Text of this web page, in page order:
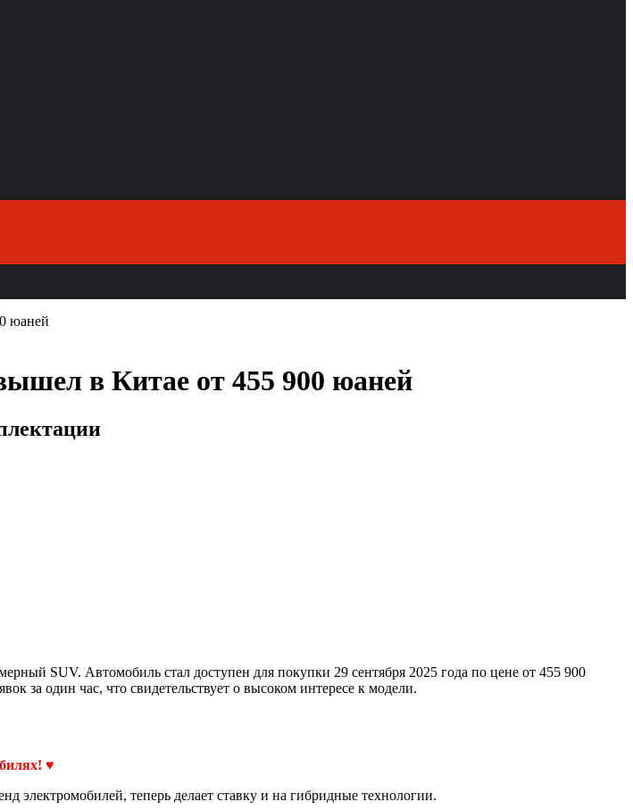
юаней
в Китае от 455 900 юаней
SUV. Автомобиль стал доступен для покупки 29 сентября 2025 года по цене от 455 900
за один час, что свидетельствует о высоком интересе к модели.
♥
электромобилей, теперь делает ставку и на гибридные технологии.